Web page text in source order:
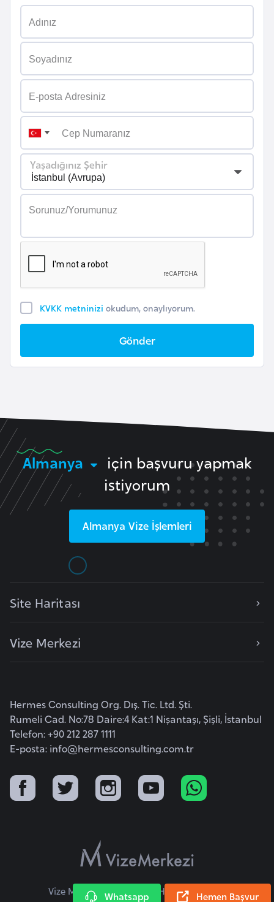
Yaşadığınız Şehir
KVKK metninizi okudum, onaylıyorum.
Gönder
Almanya
için başvuru yapmak
istiyorum
Almanya Vize İşlemleri
Site Haritası
Vize Merkezi
Hermes Consulting Org. Dış. Tic. Ltd. Şti.
Rumeli Cad. No:78 Daire:4 Kat:1 Nişantaşı, Şişli, İstanbul
Telefon: +90 212 287 1111
E-posta: info@hermesconsulting.com.tr
Vize Merkezi © 2026 Tüm Hakları Saklıdır.
B
i
o
a
r
k
B
l
s
t
a
n
n
a
Ç
a
d
Ç
e
Hemen Başvur
Whatsapp